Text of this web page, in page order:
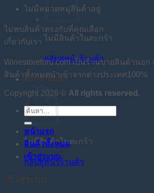
ไม่มีสินค้าในตะกร้า
กลับสู่หน้าร้านค้า
ตะกร้าสินค้า
ไม่มีสินค้าในตะกร้า
กลับสู่หน้าร้านค้า
ไม่มีหมวดหมู่สินค้าอยู่
ไม่พบสินค้าตรงกับที่คุณเลือก
เกี่ยวกับเรา
Winestoreforu.com เป็นร้านขายสินค้านอก
สินค้าทั้งหมดนำเข้าจากต่างประเทศ100%
Copyright 2026 © All rights reserved.
ค้นหา:
หน้าแรก
สินค้าทั้งหมด
เข้าสู่ระบบ